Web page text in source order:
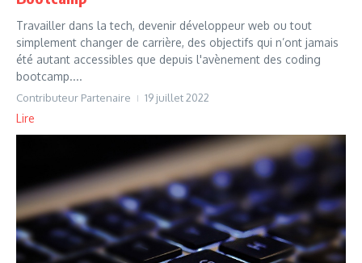
Travailler dans la tech, devenir développeur web ou tout
simplement changer de carrière, des objectifs qui n’ont jamais
été autant accessibles que depuis l'avènement des coding
bootcamp....
Contributeur Partenaire 19 juillet 2022
Lire